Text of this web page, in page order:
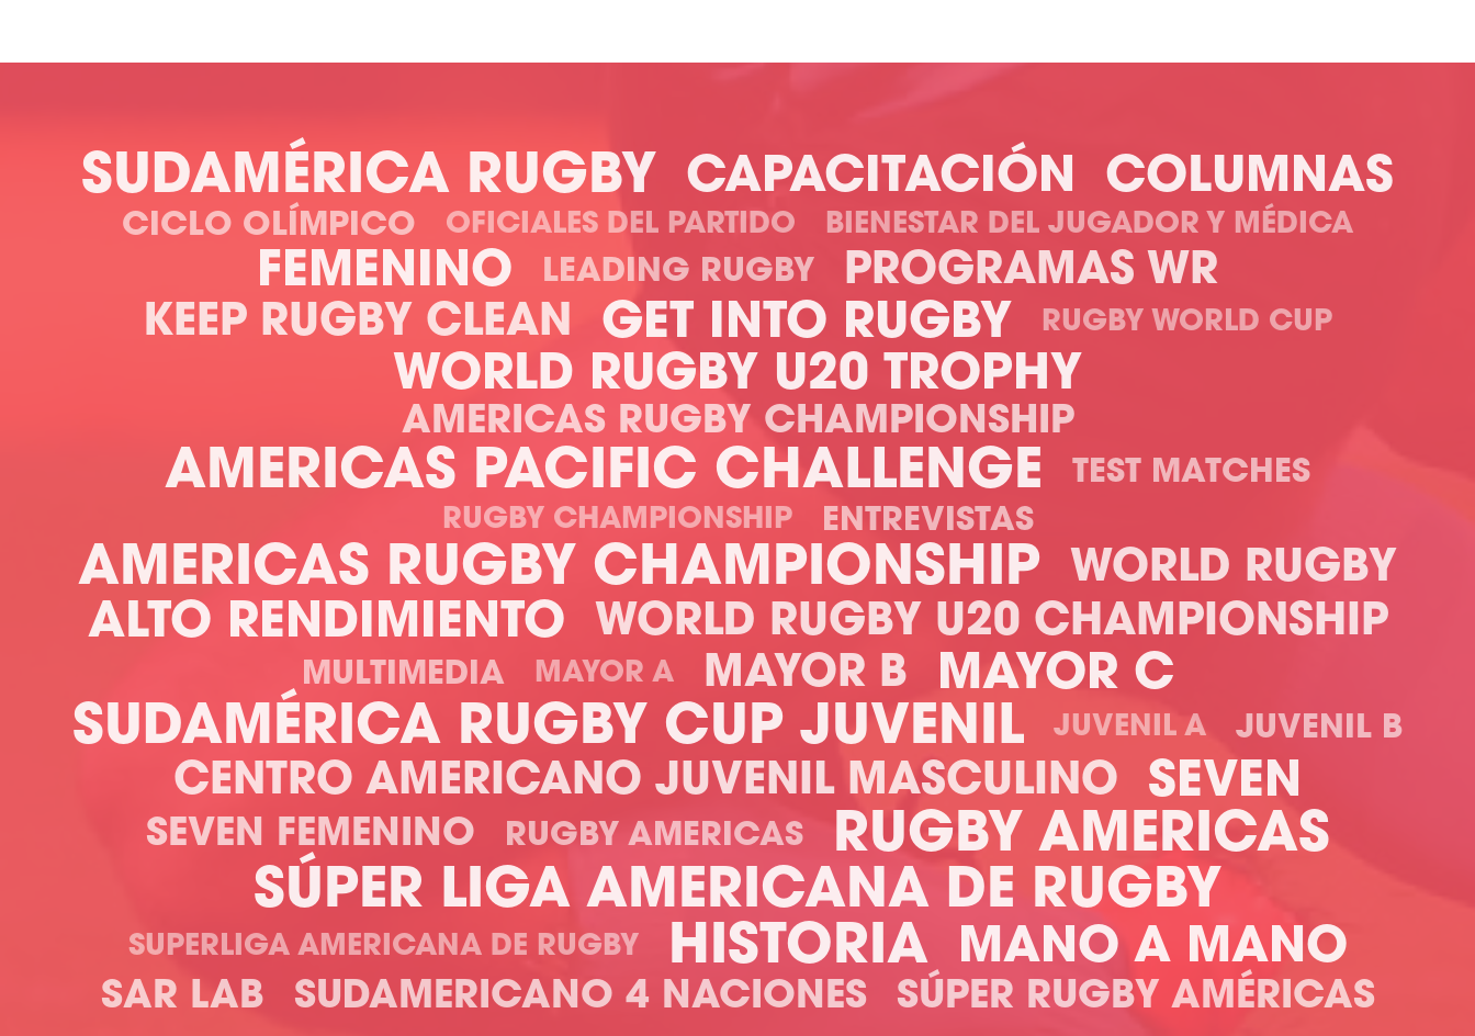
SUDAMÉRICA RUGBY CAPACITACIÓN COLUMNAS
CICLO OLÍMPICO OFICIALES DEL PARTIDO BIENESTAR DEL JUGADOR Y MÉDICA
FEMENINO LEADING RUGBY
PROGRAMAS WR
KEEP RUGBY CLEAN
GET INTO RUGBY RUGBY WORLD CUP
WORLD RUGBY U20 TROPHY
AMERICAS RUGBY CHAMPIONSHIP
AMERICAS PACIFIC CHALLENGE TEST MATCHES
RUGBY CHAMPIONSHIP ENTREVISTAS
AMERICAS RUGBY CHAMPIONSHIP WORLD RUGBY
ALTO RENDIMIENTO WORLD RUGBY U20 CHAMPIONSHIP
MULTIMEDIA MAYOR A MAYOR B MAYOR C
SUDAMÉRICA RUGBY CUP JUVENIL JUVENIL A JUVENIL B
CENTRO AMERICANO JUVENIL MASCULINO SEVEN
SEVEN FEMENINO RUGBY AMERICAS
RUGBY AMERICAS
SÚPER LIGA AMERICANA DE RUGBY
SUPERLIGA AMERICANA DE RUGBY HISTORIA MANO A MANO
SAR LAB SUDAMERICANO 4 NACIONES SÚPER RUGBY AMÉRICAS